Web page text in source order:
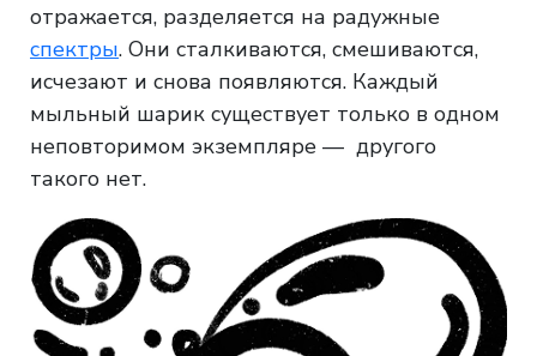
отражается, разделяется на радужные
спектры. Они сталкиваются, смешиваются,
исчезают и снова появляются. Каждый
мыльный шарик существует только в одном
неповторимом экземпляре — другого
такого нет.